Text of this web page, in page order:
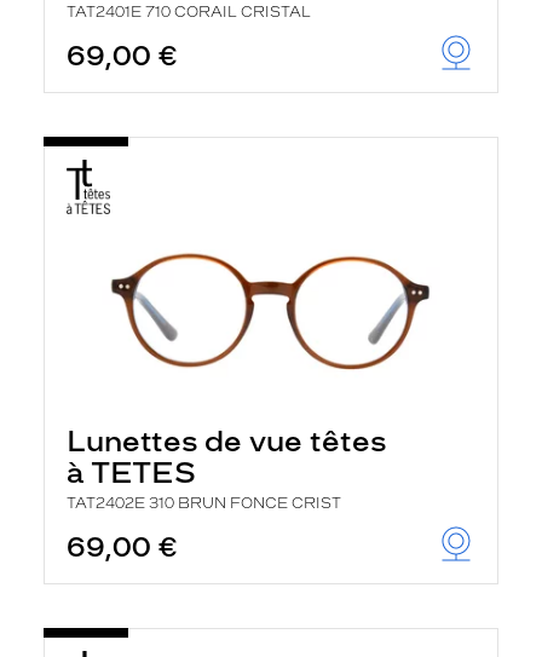
TAT2401E 710 CORAIL CRISTAL
69,00 €
Lunettes de vue têtes
à TETES
TAT2402E 310 BRUN FONCE CRIST
69,00 €